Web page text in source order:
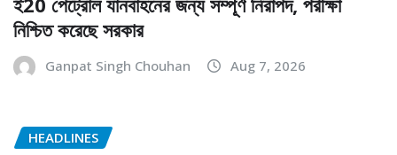
নিশ্চিত করেছে সরকার
Ganpat Singh Chouhan Aug 7, 2026
HEADLINES